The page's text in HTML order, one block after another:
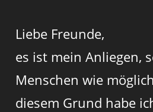
Liebe Freunde,
es ist mein Anliegen,
Menschen wie
diesem Grund habe